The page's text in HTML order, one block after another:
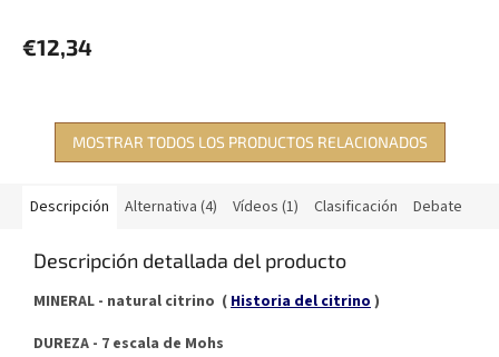
€12,34
MOSTRAR TODOS LOS PRODUCTOS RELACIONADOS
Descripción Alternativa (4) Vídeos (1) Clasificación Debate
Descripción detallada del producto
MINERAL - natural citrino (Historia del citrino)
DUREZA - 7 escala de Mohs